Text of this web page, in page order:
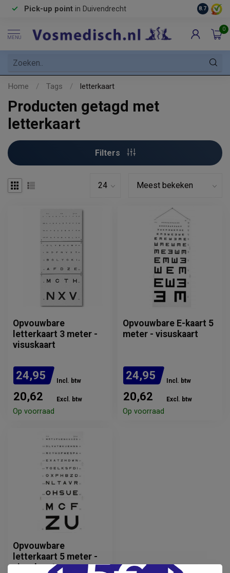
Pick-up point in Duivendrecht 8.7
MENU
0
Home / Tags / letterkaart
Producten getagd met
letterkaart
Filters
Opvouwbare
letterkaart 3 meter -
visuskaart
24,95 Incl. btw
20,62 Excl. btw
Op voorraad
Opvouwbare E-kaart 5
meter - visuskaart
24,95 Incl. btw
20,62 Excl. btw
Op voorraad
Opvouwbare
letterkaart 5 meter -
visuskaart